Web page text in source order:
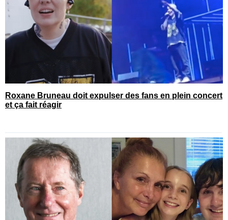
Roxane Bruneau doit expulser des fans en plein concert
et ça fait réagir